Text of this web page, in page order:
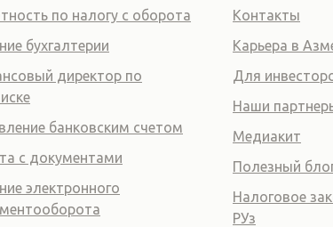
по налогу с оборота
бухгалтерии
директор по
банковским счетом
с документами
электронного
Контакты
Карьера в
Для
Наши
Медиакит
Полезный
Налоговое
РУз